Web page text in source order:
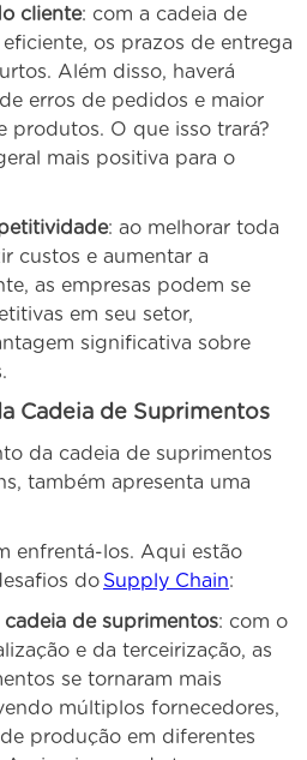
cliente: com a cadeia de
os prazos de entrega
Além disso, haverá
erros de pedidos e maior
produtos. O que isso trará?
mais positiva para o
: ao melhorar toda
custos e aumentar a
as empresas podem se
em seu setor,
significativa sobre
Cadeia de Suprimentos
da cadeia de suprimentos
também apresenta uma
enfrentá-los. Aqui estão
do Supply Chain:
de suprimentos: com o
e da terceirização, as
se tornaram mais
múltiplos fornecedores,
produção em diferentes